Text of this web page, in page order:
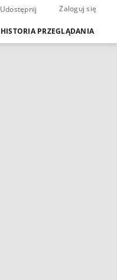
Udostępnij Zaloguj się
HISTORIA PRZEGLĄDANIA